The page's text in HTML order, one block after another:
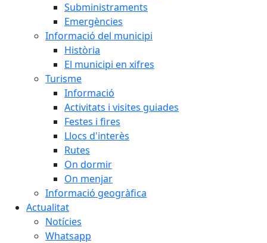
Subministraments
Emergències
Informació del municipi
Història
El municipi en xifres
Turisme
Informació
Activitats i visites guiades
Festes i fires
Llocs d'interès
Rutes
On dormir
On menjar
Informació geogràfica
Actualitat
Notícies
Whatsapp